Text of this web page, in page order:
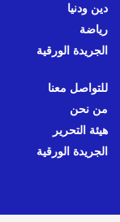
دين ودنيا
رياضة
الجريدة الورقية
للتواصل معنا
من نحن
هيئة التحرير
الجريدة الورقية